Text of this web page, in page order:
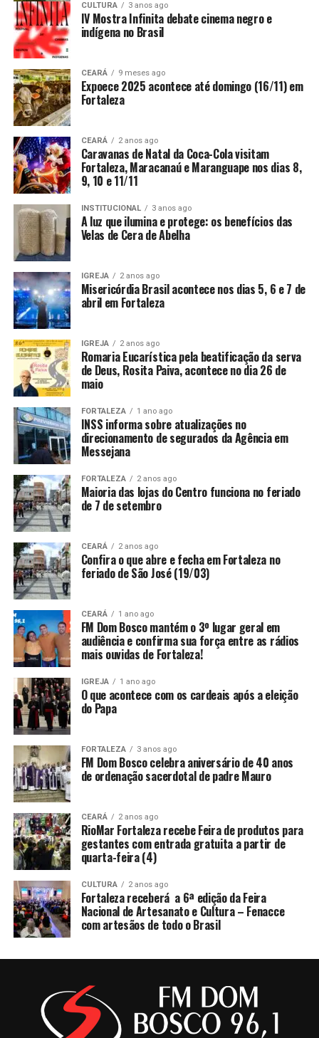
CULTURA 3 anos ago
IV Mostra Infinita debate cinema negro e
indígena no Brasil
CEARÁ 9 meses ago
Expoece 2025 acontece até domingo (16/11) em
Fortaleza
CEARÁ 2 anos ago
Caravanas de Natal da Coca-Cola visitam
Fortaleza, Maracanaú e Maranguape nos dias 8,
9, 10 e 11/11
INSTITUCIONAL 3 anos ago
A luz que ilumina e protege: os benefícios das
Velas de Cera de Abelha
IGREJA 2 anos ago
Misericórdia Brasil acontece nos dias 5, 6 e 7 de
abril em Fortaleza
IGREJA 2 anos ago
Romaria Eucarística pela beatificação da serva
de Deus, Rosita Paiva, acontece no dia 26 de
maio
FORTALEZA 1 ano ago
INSS informa sobre atualizações no
direcionamento de segurados da Agência em
Messejana
FORTALEZA 2 anos ago
Maioria das lojas do Centro funciona no feriado
de 7 de setembro
CEARÁ 2 anos ago
Confira o que abre e fecha em Fortaleza no
feriado de São José (19/03)
CEARÁ 1 ano ago
FM Dom Bosco mantém o 3º lugar geral em
audiência e confirma sua força entre as rádios
mais ouvidas de Fortaleza!
IGREJA 1 ano ago
O que acontece com os cardeais após a eleição
do Papa
FORTALEZA 3 anos ago
FM Dom Bosco celebra aniversário de 40 anos
de ordenação sacerdotal de padre Mauro
CEARÁ 2 anos ago
RioMar Fortaleza recebe Feira de produtos para
gestantes com entrada gratuita a partir de
quarta-feira (4)
CULTURA 2 anos ago
Fortaleza receberá a 6ª edição da Feira
Nacional de Artesanato e Cultura – Fenacce
com artesãos de todo o Brasil